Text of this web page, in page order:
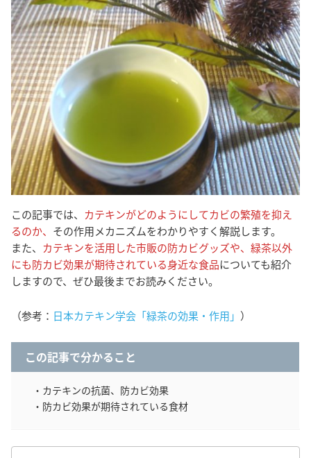
この記事では、 カテキンがどのようにしてカビの繁殖を抑え
るのか、 その作用メカニズムをわかりやすく解説します。
また、 カテキンを活用した市販の防カビグッズや、緑茶以外
にも防カビ効果が期待されている身近な食品についても紹介
しますので、ぜひ最後までお読みください。
（参考： 日本カテキン学会「緑茶の効果・作用」 ）
この記事で分かること
・カテキンの抗菌、防カビ効果
・防カビ効果が期待されている食材